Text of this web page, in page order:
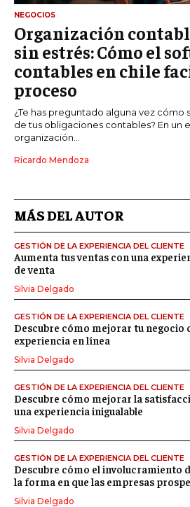
NEGOCIOS
Organización
sin estrés: Cómo el
contables en chile
proceso
¿Te has preguntado alguna vez cómo
de tus obligaciones contables? En un
organización...
Ricardo Mendoza
MÁS DEL AUTOR
GESTIÓN DE LA EXPERIENCIA DEL CLIENTE
Aumenta tus ventas con una
de venta
Silvia Delgado
GESTIÓN DE LA EXPERIENCIA DEL CLIENTE
Descubre cómo mejorar tu negocio
experiencia en línea
Silvia Delgado
GESTIÓN DE LA EXPERIENCIA DEL CLIENTE
Descubre cómo mejorar la
una experiencia inigualable
Silvia Delgado
GESTIÓN DE LA EXPERIENCIA DEL CLIENTE
Descubre cómo el involucramiento
la forma en que las empresas
Silvia Delgado